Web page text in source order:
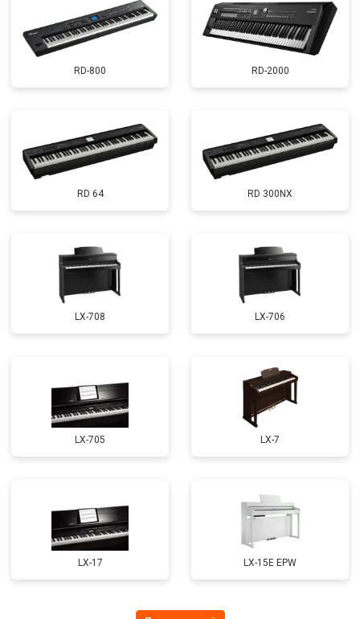
RD-800 RD-2000
RD 64 RD 300NX
LX-708 LX-706
LX-705 LX-7
LX-17 LX-15E EPW